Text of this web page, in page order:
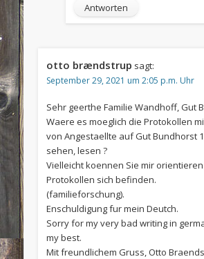
Antworten
otto brændstrup sagt:
September 29, 2021 um 2:05 p.m. Uhr
Sehr geerthe Familie Wandhoff, Gut
Waere es moeglich die Protokollen
von Angestaellte auf Gut Bundhorst
sehen, lesen ?
Vielleicht koennen Sie mir
Protokollen sich befinden.
(familieforschung).
Enschuldigung fur mein Deutch.
Sorry for my very bad writing in
my best.
Mit freundlichem Gruss, Otto